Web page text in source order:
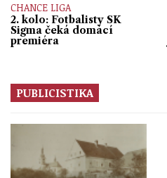
CHANCE LIGA
2. kolo: Fotbalisty SK
Sigma čeká domácí
premiéra
PUBLICISTIKA